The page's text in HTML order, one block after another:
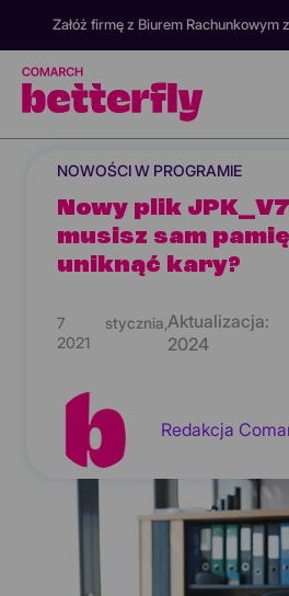
Załóż firmę z Biurem Rachunkowym
NOWOŚCI W PROGRAMIE
Nowy plik
musisz sam
uniknąć kary?
7 stycznia,
2021
2024
Redakcja